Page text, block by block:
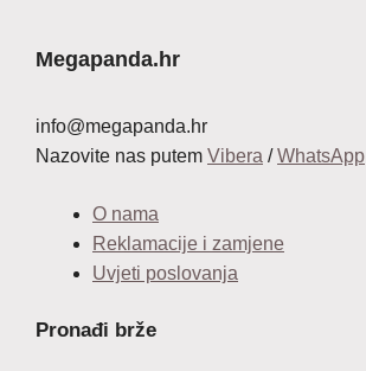
Megapanda.hr
info@megapanda.hr
Nazovite nas putem Vibera /WhatsApp
O nama
Reklamacije i zamjene
Uvjeti poslovanja
Pronađi brže